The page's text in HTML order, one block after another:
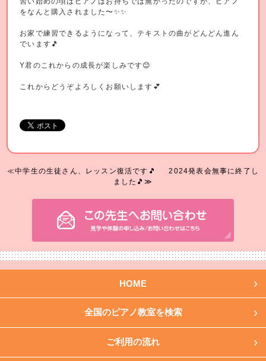
をなんと購入されました〜✨✨
お家で練習できるようになって、テキストの曲がどんどん進ん
でいます🎵
Y君のこれからの成長が楽しみです😊
これからどうぞよろしくお願いします💕
≪中学生の生徒さん、レッスン復活です🎵
2024発表会無事に終了し
ました🎵≫
HOME
全国のピアノ教室を検索
ご利用の流れ